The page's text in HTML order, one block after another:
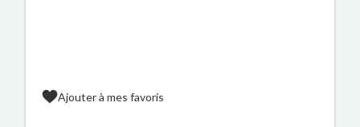
Ajouter à mes favoris